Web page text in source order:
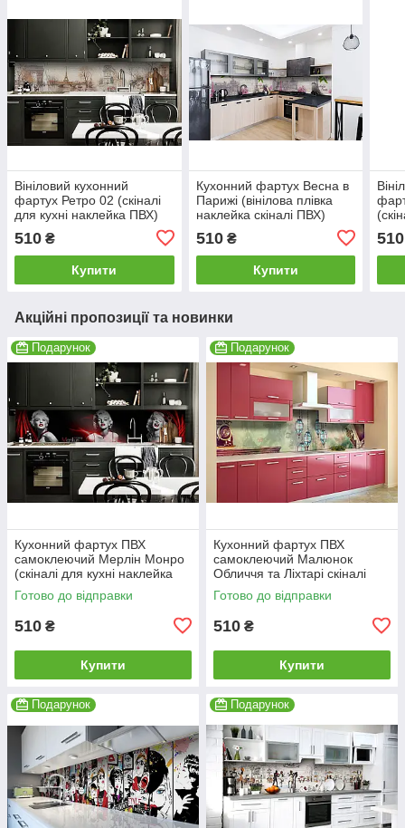
Вініловий кухонний
фартух Ретро 02 (скіналі
для кухні наклейка ПВХ)
беж 600*2000 мм
510 ₴
Купити
Кухонний фартух Весна в
Парижі (вінілова плівка
наклейка скіналі ПВХ)
Сірий 600*2000 мм
510₴
Купити
510
Акційні пропозиції та новинки
Подарунок
Кухонний фартух ПВХ
самоклеючий Мерлін Монро
(скіналі для кухні наклейка
ПВХ) дівчина люди чорний
600*2000мм
Готово до відправки
510 ₴
Купити
Подарунок
Кухонний фартух ПВХ
самоклеючий Малюнок
Обличчя та Ліхтарі скіналі
плівка люди зелений
600*2000мм
Готово до відправки
510 ₴
Купити
Подарунок Подарунок